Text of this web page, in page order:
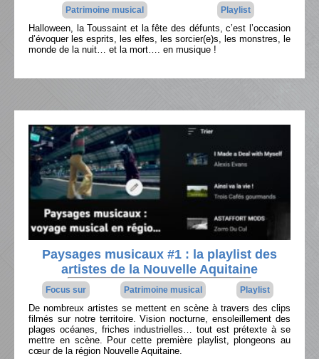
Patrimoine musical Playlist
Halloween, la Toussaint et la fête des défunts, c’est l’occasion
d’évoquer les esprits, les elfes, les sorcier(e)s, les monstres, le
monde de la nuit… et la mort…. en musique !
Paysages musicaux #1 : la playlist des
artistes de la Nouvelle Aquitaine
Focus sur Patrimoine musical Playlist
De nombreux artistes se mettent en scène à travers des clips
filmés sur notre territoire. Vision nocturne, ensoleillement des
plages océanes, friches industrielles… tout est prétexte à se
mettre en scène. Pour cette première playlist, plongeons au
cœur de la région Nouvelle Aquitaine.